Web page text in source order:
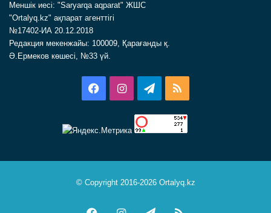
Меншік иесі: "Saryarqa aqparat" ЖШС
"Ortalyq.kz" ақпарат агенттігі
№17402-ИА 20.12.2018
Редакция мекенжайы: 100009, Қарағанды қ.
Ә.Ермеков көшесі, №33 үй.
FacebookInstagramTelegram
© Copyright 2016-2026 Ortalyq.kz